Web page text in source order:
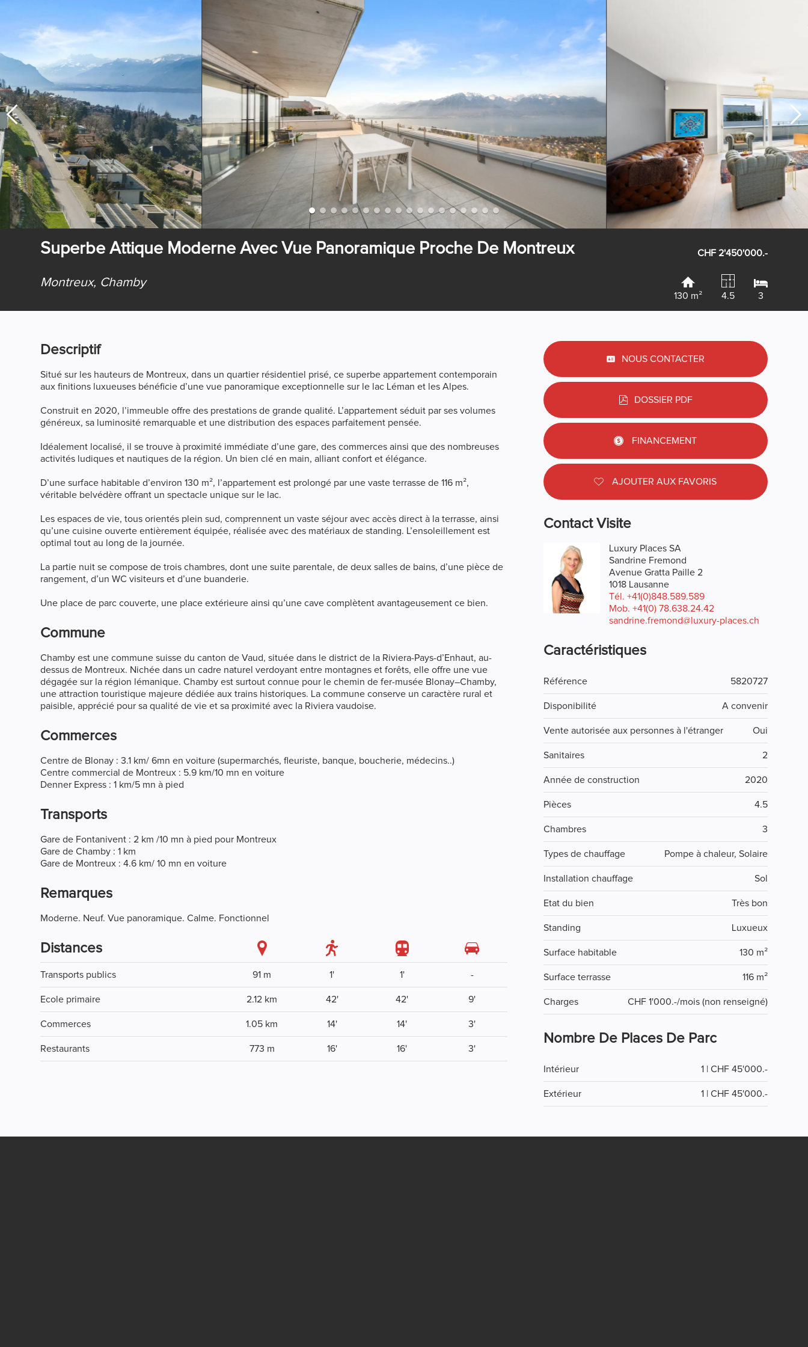
Superbe Attique Moderne Avec Vue Panoramique Proche De Montreux CHF 2'450'000.-
Montreux, Chamby
130 m² 4.5 3
Descriptif
Situé sur les hauteurs de Montreux, dans un quartier résidentiel prisé, ce superbe appartement contemporain
aux finitions luxueuses bénéficie d’une vue panoramique exceptionnelle sur le lac Léman et les Alpes.
Construit en 2020, l’immeuble offre des prestations de grande qualité. L’appartement séduit par ses volumes
généreux, sa luminosité remarquable et une distribution des espaces parfaitement pensée.
Idéalement localisé, il se trouve à proximité immédiate d’une gare, des commerces ainsi que des nombreuses
activités ludiques et nautiques de la région. Un bien clé en main, alliant confort et élégance.
D’une surface habitable d’environ 130 m², l’appartement est prolongé par une vaste terrasse de 116 m²,
véritable belvédère offrant un spectacle unique sur le lac.
Les espaces de vie, tous orientés plein sud, comprennent un vaste séjour avec accès direct à la terrasse, ainsi
qu’une cuisine ouverte entièrement équipée, réalisée avec des matériaux de standing. L’ensoleillement est
optimal tout au long de la journée.
La partie nuit se compose de trois chambres, dont une suite parentale, de deux salles de bains, d’une pièce de
rangement, d’un WC visiteurs et d’une buanderie.
Une place de parc couverte, une place extérieure ainsi qu’une cave complètent avantageusement ce bien.
Commune
Chamby est une commune suisse du canton de Vaud, située dans le district de la Riviera-Pays-d’Enhaut, au-
dessus de Montreux. Nichée dans un cadre naturel verdoyant entre montagnes et forêts, elle offre une vue
dégagée sur la région lémanique. Chamby est surtout connue pour le chemin de fer-musée Blonay–Chamby,
une attraction touristique majeure dédiée aux trains historiques. La commune conserve un caractère rural et
paisible, apprécié pour sa qualité de vie et sa proximité avec la Riviera vaudoise.
Commerces
Centre de Blonay : 3.1 km/ 6mn en voiture (supermarchés, fleuriste, banque, boucherie, médecins..)
Centre commercial de Montreux : 5.9 km/10 mn en voiture
Denner Express : 1 km/5 mn à pied
Transports
Gare de Fontanivent : 2 km /10 mn à pied pour Montreux
Gare de Chamby : 1 km
Gare de Montreux : 4.6 km/ 10 mn en voiture
Remarques
Moderne. Neuf. Vue panoramique. Calme. Fonctionnel
Distances
Transports publics 91 m 1' 1' -
Ecole primaire 2.12 km 42' 42' 9'
Commerces 1.05 km 14' 14' 3'
Restaurants 773 m 16' 16' 3'
NOUS CONTACTER
DOSSIER PDF
FINANCEMENT
AJOUTER AUX FAVORIS
Contact Visite
Luxury Places SA
Sandrine Fremond
Avenue Gratta Paille 2
1018 Lausanne
Tél. +41(0)848.589.589
Mob. +41(0) 78.638.24.42
sandrine.fremond@luxury-places.ch
Caractéristiques
Référence 5820727
Disponibilité A convenir
Vente autorisée aux personnes à l'étranger Oui
Sanitaires 2
Année de construction 2020
Pièces 4.5
Chambres 3
Types de chauffage Pompe à chaleur, Solaire
Installation chauffage Sol
Etat du bien Très bon
Standing Luxueux
Surface habitable 130 m²
Surface terrasse 116 m²
Charges CHF 1'000.-/mois (non renseigné)
Nombre De Places De Parc
Intérieur 1 | CHF 45'000.-
Extérieur 1 | CHF 45'000.-